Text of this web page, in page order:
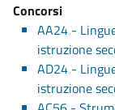
Concorsi
AA24 -
istruzione
AD24 -
istruzione